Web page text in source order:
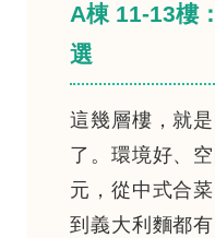
A棟 11-13樓
選
這幾層樓，就
了。環境好、
元，從中式合
到義大利麵都